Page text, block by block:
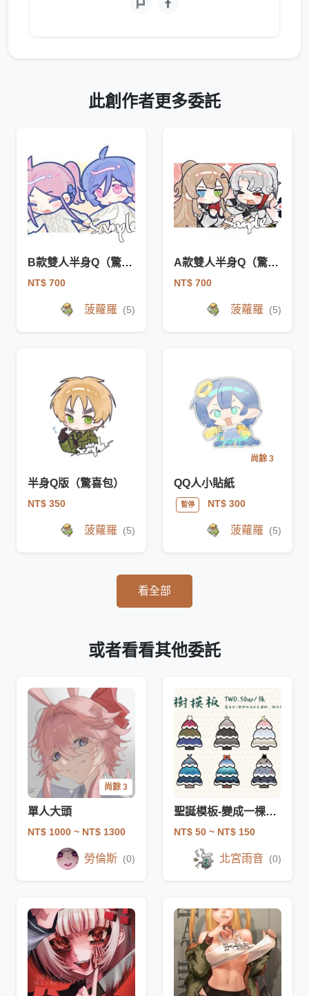
此創作者更多委託
B款雙人半身Q（驚喜包）
NT$ 700
菠蘿羅 (5)
A款雙人半身Q（驚喜包）
NT$ 700
菠蘿羅 (5)
半身Q版（驚喜包）
NT$ 350
菠蘿羅 (5)
尚餘 3
QQ人小貼紙
暫停 NT$ 300
菠蘿羅 (5)
看全部
或者看看其他委託
尚餘 3
單人大頭
NT$ 1000 ~ NT$ 1300
勞倫斯 (0)
聖誕模板-變成一棵聖誕樹！
NT$ 50 ~ NT$ 150
北宮雨音 (0)